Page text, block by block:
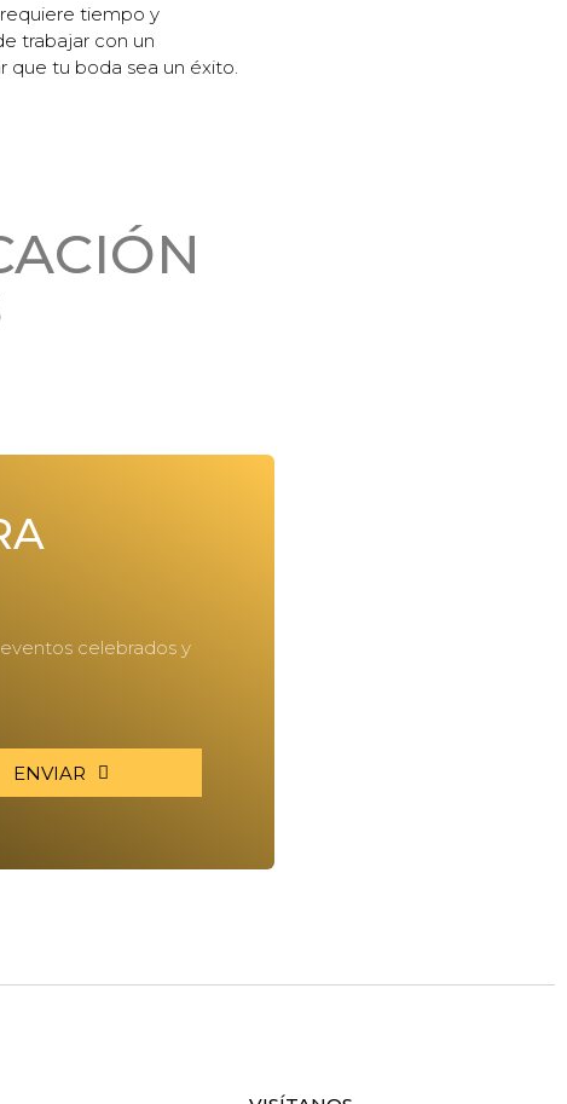
tiempo y
trabajar con un
que tu boda sea un éxito.
celebrados y
ENVIAR